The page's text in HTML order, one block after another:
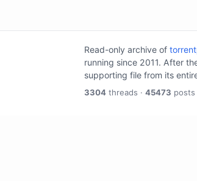
Read-only archive of
running since 2011. After
supporting file from its
3304 threads · 45473 posts